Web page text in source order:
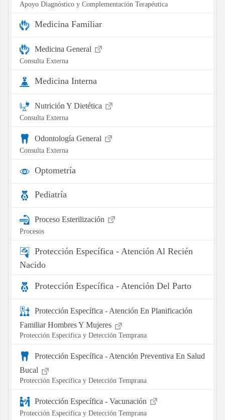
Apoyo Diagnóstico y Complementación Terapéutica
Medicina Familiar
Medicina General
Consulta Externa
Medicina Interna
Nutrición Y Dietética
Consulta Externa
Odontología General
Consulta Externa
Optometría
Pediatría
Proceso Esterilización
Procesos
Protección Específica - Atención Al Recién
Nacido
Protección Específica - Atención Del Parto
Protección Específica - Atención En Planificación
Familiar Hombres Y Mujeres
Protección Especifica y Detección Temprana
Protección Específica - Atención Preventiva En Salud
Bucal
Protección Especifica y Detección Temprana
Protección Específica - Vacunación
Protección Especifica y Detección Temprana